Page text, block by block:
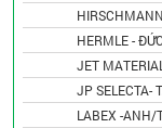
HERMLE - ĐỨC
JET
JP SELECTA-
LABEX -ANH/